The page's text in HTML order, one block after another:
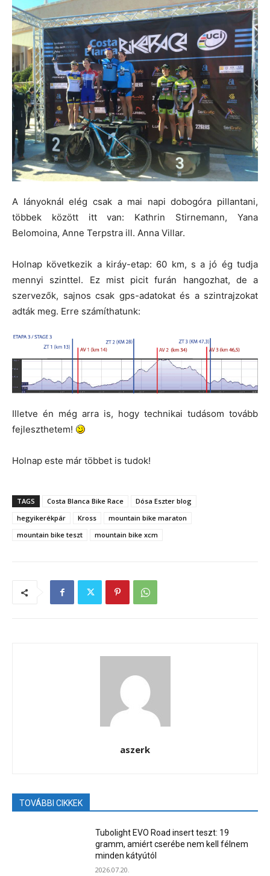
A lányoknál elég csak a mai napi dobogóra pillantani,
többek között itt van: Kathrin Stirnemann,Yana
Belomoina, Anne Terpstra ill. Anna Villar.
Holnap következik a kiráy-etap: 60 km, s a jó ég tudja
mennyi szinttel. Ez mist picit furán hangozhat, de a
szervezők, sajnos csak gps-adatokat és a szintrajzokat
adták meg. Erre számíthatunk:
Illetve én még arra is, hogy technikai tudásom tovább
fejleszthetem!
Holnap este már többet is tudok!
TAGS Costa Blanca Bike Race
Dósa Eszter blog
hegyikerékpár
Kross
mountain bike maraton
mountain bike teszt
mountain bike xcm
aszerk
TOVÁBBI CIKKEK
Tubolight EVO Road insert teszt: 19
gramm, amiért cserébe nem kell félnem
minden kátyútól
2026.07.20.